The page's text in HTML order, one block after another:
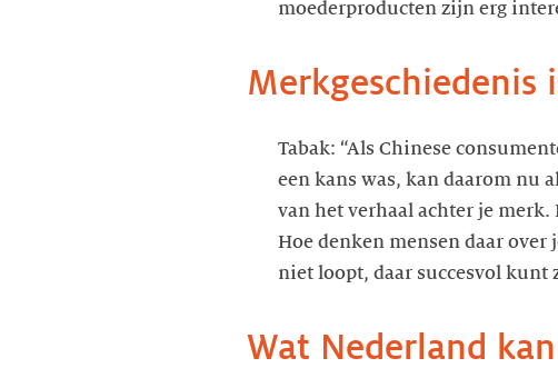
moederproducten zijn erg
Merkgeschiedenis
Tabak: “Als Chinese
een kans was, kan daarom nu
van het verhaal achter je
Hoe denken mensen daar over
niet loopt, daar succesvol kunt
Wat Nederland